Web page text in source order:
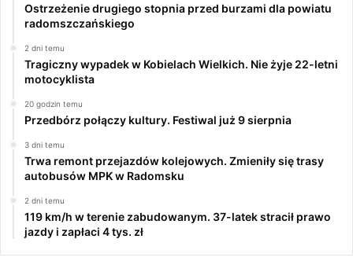
Ostrzeżenie drugiego stopnia przed burzami dla powiatu
radomszczańskiego
2 dni temu
Tragiczny wypadek w Kobielach Wielkich. Nie żyje 22-letni
motocyklista
20 godzin temu
Przedbórz połączy kultury. Festiwal już 9 sierpnia
3 dni temu
Trwa remont przejazdów kolejowych. Zmieniły się trasy
autobusów MPK w Radomsku
2 dni temu
119 km/h w terenie zabudowanym. 37-latek stracił prawo
jazdy i zapłaci 4 tys. zł